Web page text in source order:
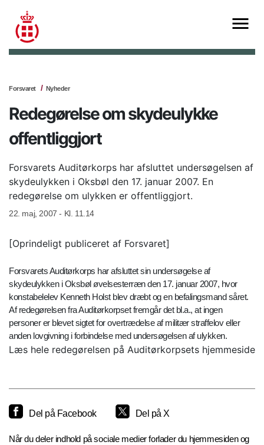
Forsvaret Nyheder
Redegørelse om skydeulykke
offentliggjort
Forsvarets Auditørkorps har afsluttet undersøgelsen af
skydeulykken i Oksbøl den 17. januar 2007. En
redegørelse om ulykken er offentliggjort.
22. maj, 2007 - Kl. 11.14
[Oprindeligt publiceret af Forsvaret]
Forsvarets Auditørkorps har afsluttet sin undersøgelse af
skydeulykken i Oksbøl øvelsesterræn den 17. januar 2007, hvor
konstabelelev Kenneth Holst blev dræbt og en befalingsmand såret.
Af redegørelsen fra Auditørkorpset fremgår det bl.a., at ingen
personer er blevet sigtet for overtrædelse af militær straffelov eller
anden lovgivning i forbindelse med undersøgelsen af ulykken.
Læs hele redegørelsen på Auditørkorpsets hjemmeside
Del på Facebook Del på X
Når du deler indhold på sociale medier forlader du hjemmesiden og